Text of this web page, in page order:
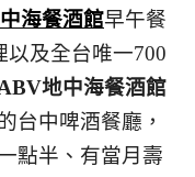
海餐酒館早午餐
以及全台唯一700
地中海餐酒館
台中啤酒餐廳，
點半、有當月壽